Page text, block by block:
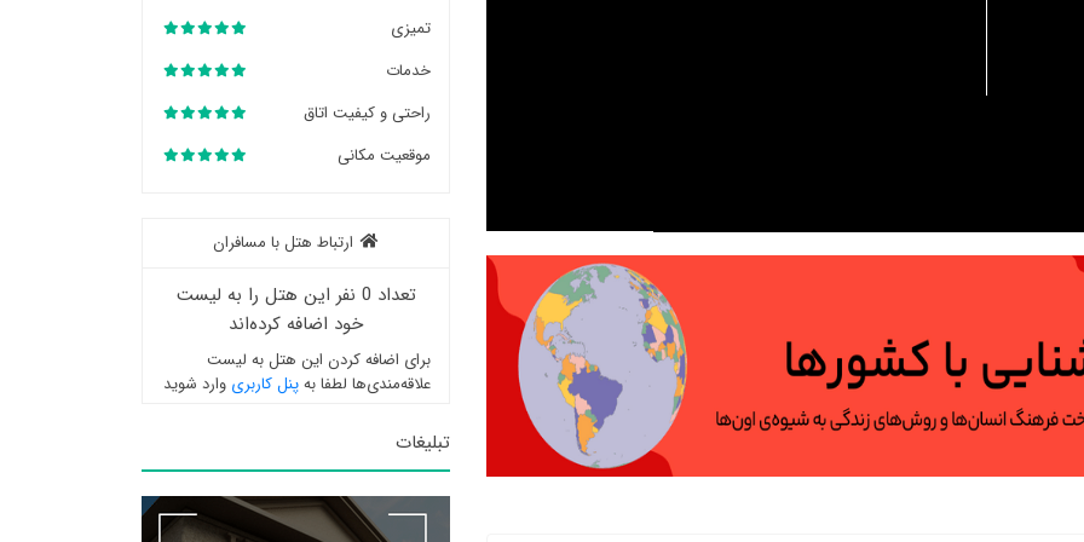
تمیزی
خدمات
راحتی و کیفیت اتاق
موقعیت مکانی
ارتباط هتل با مسافران
تعداد 0 نفر این هتل را به لیست
خود اضافه کرده‌اند
برای اضافه کردن این هتل به لیست
علاقه‌مندی‌ها لطفا بهپنل کاربری وارد شوید
تبلیغات